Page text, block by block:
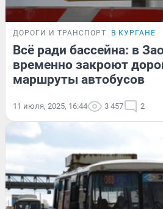
ДОРОГИ И ТРАНСПОРТ В КУРГАНЕ
Всё ради бассейна: в
временно закроют
маршруты автобусов
11 июля, 2025, 16:44 3 457 2